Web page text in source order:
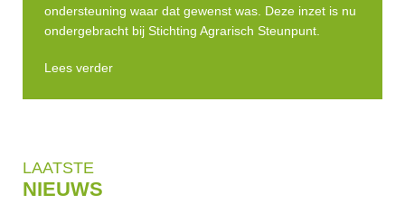
ondersteuning waar dat gewenst was. Deze inzet is nu
ondergebracht bij Stichting Agrarisch Steunpunt.
Lees verder
LAATSTE
NIEUWS